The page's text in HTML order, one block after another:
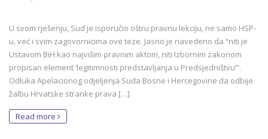
U svom rješenju, Sud je isporučio oštru pravnu lekciju, ne samo HSP-
u, već i svim zagovornicima ove teze. Jasno je navedeno da “niti je
Ustavom BiH kao najvišim pravnim aktom, niti Izbornim zakonom
propisan element ‘legitimnosti predstavljanja u Predsjedništvu’”.
Odluka Apelacionog odjeljenja Suda Bosne i Hercegovine da odbije
žalbu Hrvatske stranke prava […]
Read more